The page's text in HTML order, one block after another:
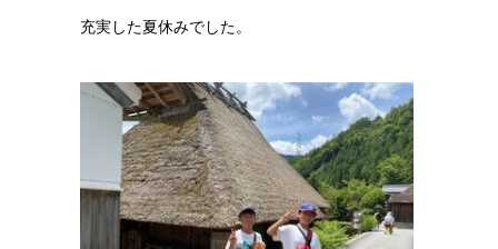
充実した夏休みでした。